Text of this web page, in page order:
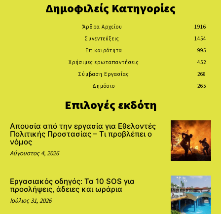
Δημοφιλείς Κατηγορίες
Άρθρα Αρχείου
1916
Συνεντεύξεις
1454
Επικαιρότητα
995
Χρήσιμες ερωταπαντήσεις
452
Σύμβαση Εργασίας
268
Δημόσιο
265
Επιλογές εκδότη
Απουσία από την εργασία για Εθελοντές
Πολιτικής Προστασίας – Τι προβλέπει ο
νόμος
Αύγουστος 4, 2026
Εργασιακός οδηγός: Τα 10 SOS για
προσλήψεις, άδειες και ωράρια
Ιούλιος 31, 2026